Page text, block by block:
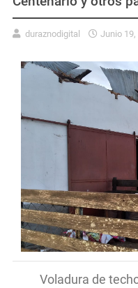
duraznodigital Junio 19,
Voladura de